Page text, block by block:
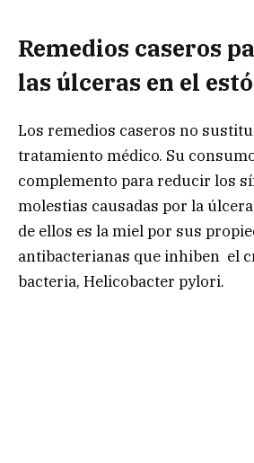
Remedios caseros
las úlceras en el
Los remedios caseros no
tratamiento médico. Su
complemento para reducir los
molestias causadas por la
de ellos es la miel por sus
antibacterianas que inhiben el
bacteria, Helicobacter pylori.